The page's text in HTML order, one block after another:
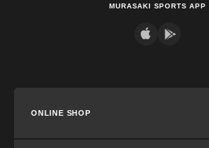
MURASAKI SPORTS APP
ONLINE SHOP